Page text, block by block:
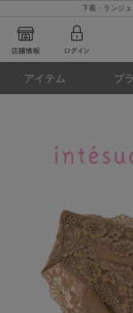
下着・ランジ
アイテム ブ